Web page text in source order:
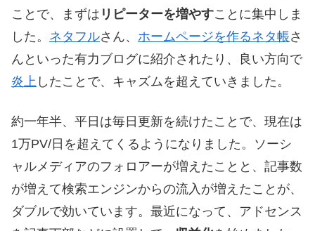
ことで、まずは リピーターを増やすことに集中しま
した。 ネタフルさん、 ホームページを作るネタ帳さ
んといった有力ブログに紹介されたり、良い方向で
炎上 したことで、キャズムを超えていきました。
約一年半、平日は毎日更新を続けたことで、現在は
1万PV/日を超えてくるようになりました。ソーシ
ャルメディアのフォロアーが増えたことと、記事数
が増えて検索エンジンからの流入が増えたことが、
ダブルで効いています。最近になって、アドセンス